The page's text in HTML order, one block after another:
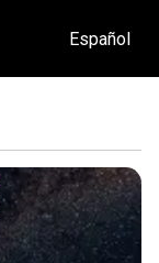
Español